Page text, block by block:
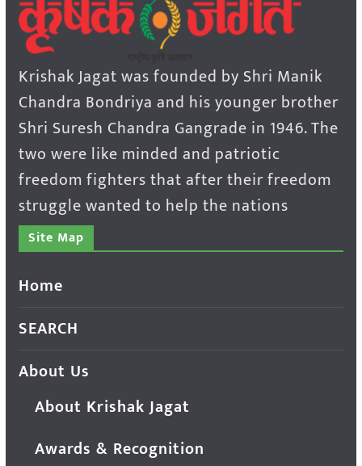
Krishak Jagat was founded by Shri Manik
Chandra Bondriya and his younger brother
Shri Suresh Chandra Gangrade in 1946. The
two were like minded and patriotic
freedom fighters that after their freedom
struggle wanted to help the nations
Site Map
Home
SEARCH
About Us
About Krishak Jagat
Awards & Recognition